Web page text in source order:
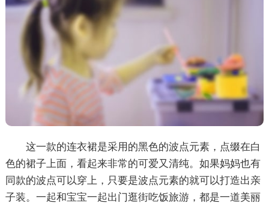
这一款的连衣裙是采用的黑色的波点元素，点缀在白
色的裙子上面，看起来非常的可爱又清纯。如果妈妈也有
同款的波点可以穿上，只要是波点元素的就可以打造出亲
子装。一起和宝宝一起出门逛街吃饭旅游，都是一道美丽